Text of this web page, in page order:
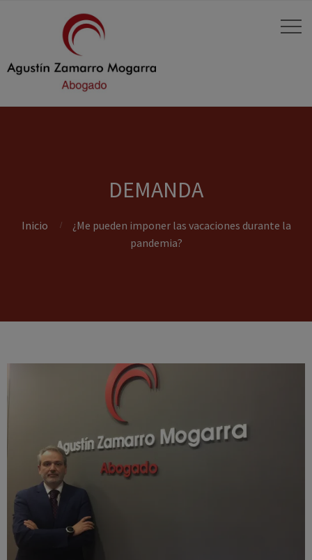
DEMANDA
Inicio
¿Me pueden imponer las vacaciones durante la
pandemia?